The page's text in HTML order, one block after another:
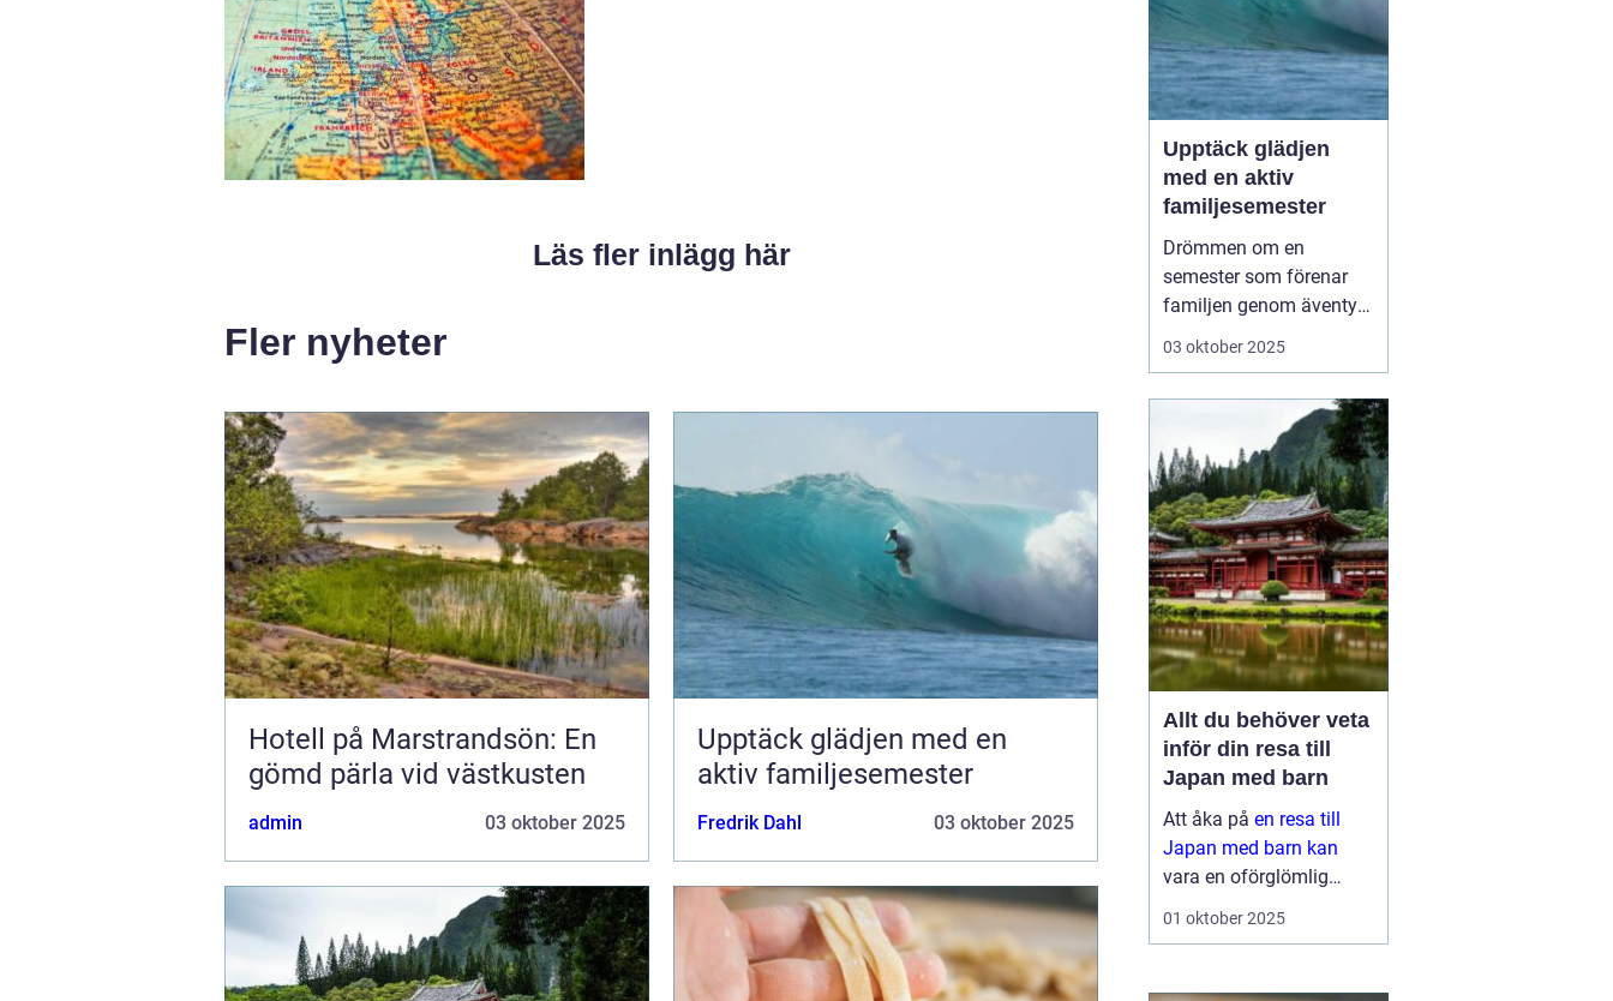
Läs fler inlägg här
Fler nyheter
Hotell på Marstrandsön: En
gömd pärla vid västkusten
admin 03 oktober 2025
Upptäck glädjen med en
aktiv familjesemester
Fredrik Dahl 03 oktober 2025
Upptäck glädjen
med en aktiv
familjesemester
Drömmen om en
semester som förenar
familjen genom äventyr
och nya upplevelser är
familjesemester har
blivit ett populärt
alternativ för familjer
som vill tillbringa kvalit...
03 oktober 2025
Allt du behöver veta
inför din resa till
Japan med barn
Att åka på en resa till
Japan med barn kan
vara en oförglömlig
upplevelse för hela
modern teknik o...
01 oktober 2025